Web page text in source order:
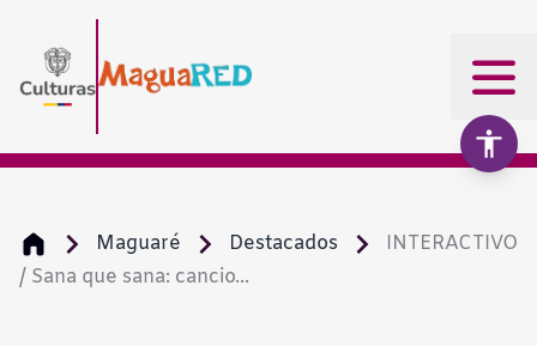
Maguaré Destacados
INTERACTIVO
/ Sana que sana: cancio...